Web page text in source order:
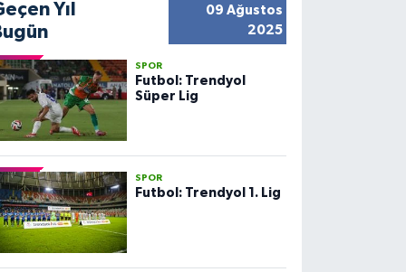
Yıl
09 Ağustos
2025
SPOR
Futbol: Trendyol
Süper Lig
SPOR
Futbol: Trendyol 1. Lig